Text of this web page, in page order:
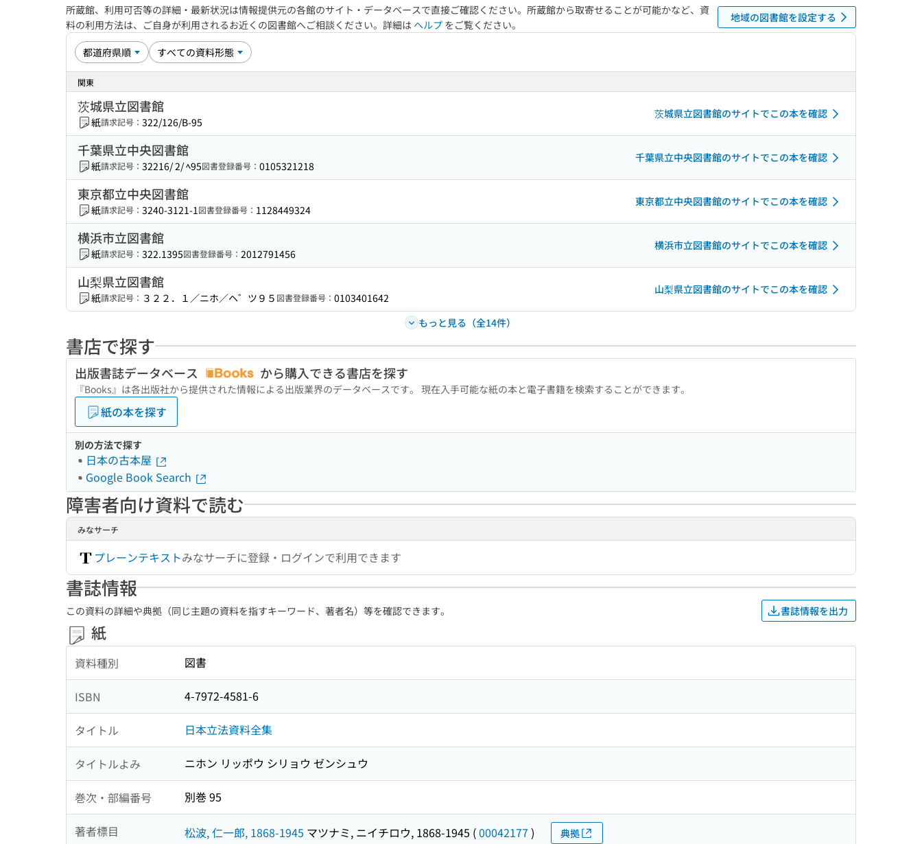
所蔵館、利用可否等の詳細・最新状況は情報提供元の各館のサイト・データベースで直接ご確認ください。所蔵館から取寄せることが可能かなど、資
料の利用方法は、ご自身が利用されるお近くの図書館へご相談ください。詳細は ヘルプ をご覧ください。
地域の図書館を設定する
関東
茨城県立図書館
紙請求記号： 322/126/B-95
茨城県立図書館のサイトでこの本を確認
千葉県立中央図書館
紙請求記号： 32216/ 2/ ﾍ95図書登録番号： 0105321218
千葉県立中央図書館のサイトでこの本を確認
東京都立中央図書館
紙請求記号： 3240-3121-1図書登録番号： 1128449324
東京都立中央図書館のサイトでこの本を確認
横浜市立図書館
紙請求記号： 322.1395図書登録番号： 2012791456
横浜市立図書館のサイトでこの本を確認
山梨県立図書館
紙請求記号： ３２２．１／ニホ／ヘ゛ツ９５ 図書登録番号： 0103401642
山梨県立図書館のサイトでこの本を確認
もっと見る（全14件）
書店で探す
出版書誌データベース から購入できる書店を探す
『Books』は各出版社から提供された情報による出版業界のデータベースです。 現在入手可能な紙の本と電子書籍を検索することができます。
紙の本を探す
別の方法で探す
日本の古本屋
Google Book Search
障害者向け資料で読む
みなサーチ
プレーンテキストみなサーチに登録・ログインで利用できます
書誌情報
この資料の詳細や典拠（同じ主題の資料を指すキーワード、著者名）等を確認できます。 書誌情報を出力
紙
資料種別 図書
ISBN 4-7972-4581-6
タイトル 日本立法資料全集
タイトルよみ ニホン リッポウ シリョウ ゼンシュウ
巻次・部編番号 別巻 95
著者標目 松波, 仁一郎, 1868-1945 マツナミ, ニイチロウ, 1868-1945 (00042177 ) 典拠